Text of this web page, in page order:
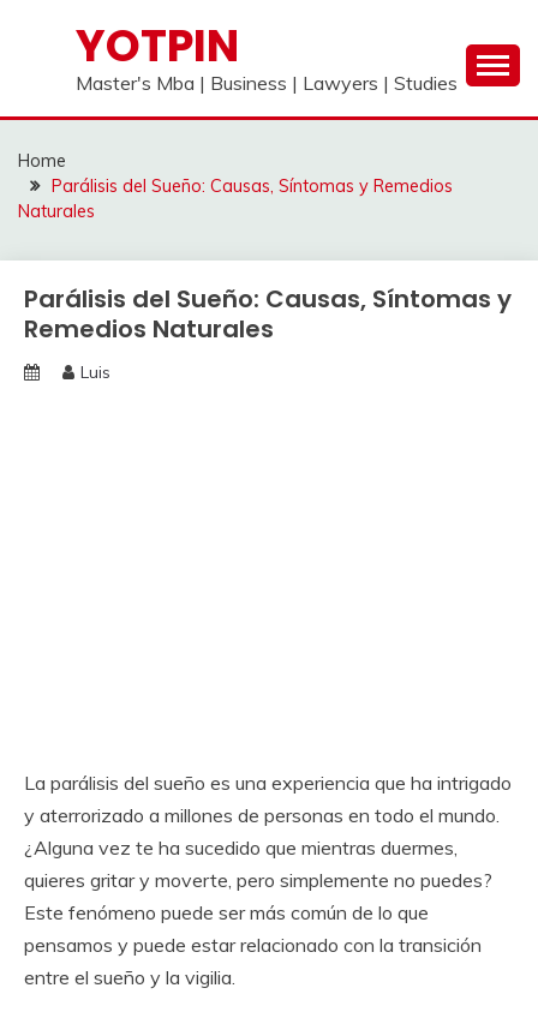
YOTPIN
Master's Mba | Business | Lawyers | Studies
Home
Parálisis del Sueño: Causas, Síntomas y Remedios
Naturales
Parálisis del Sueño: Causas, Síntomas y
Remedios Naturales
Luis
La parálisis del sueño es una experiencia que ha intrigado
y aterrorizado a millones de personas en todo el mundo.
¿Alguna vez te ha sucedido que mientras duermes,
quieres gritar y moverte, pero simplemente no puedes?
Este fenómeno puede ser más común de lo que
pensamos y puede estar relacionado con la transición
entre el sueño y la vigilia.